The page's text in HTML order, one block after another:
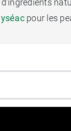
pour les